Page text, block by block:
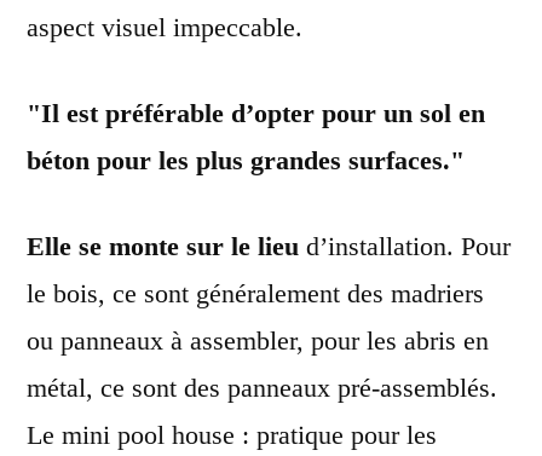
aspect visuel impeccable.
Il est préférable d’opter pour un sol en
béton pour les plus grandes surfaces.
Elle se monte sur le lieu d’installation. Pour
le bois, ce sont généralement des madriers
ou panneaux à assembler, pour les abris en
métal, ce sont des panneaux pré-assemblés.
Le mini pool house : pratique pour les